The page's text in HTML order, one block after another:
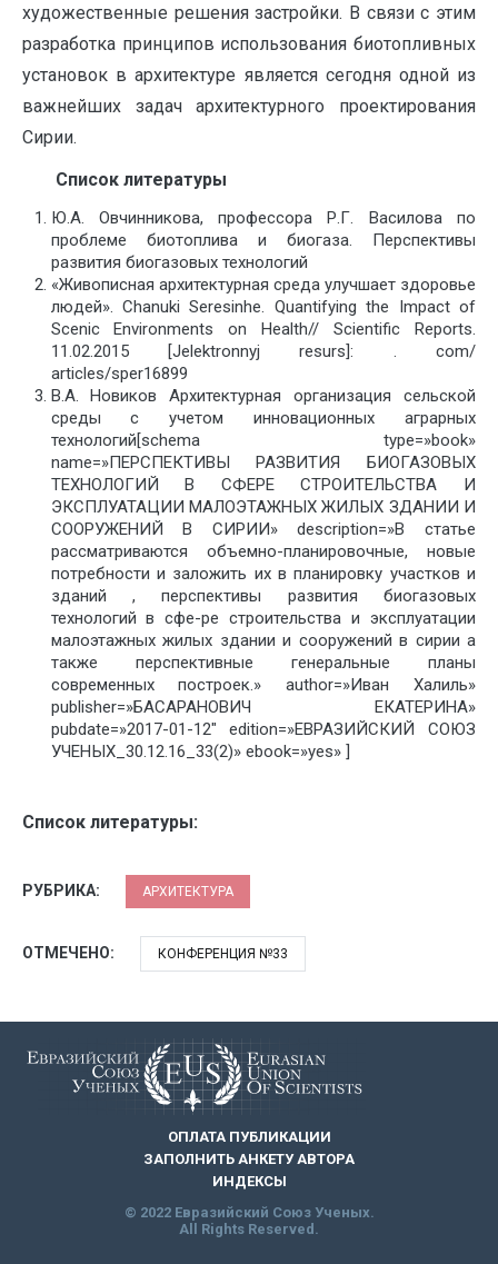
художественные решения застройки. В связи с этим
разработка принципов использования биотопливных
установок в архитектуре является сегодня одной из
важнейших задач архитектурного проектирования
Сирии.
Список литературы
Ю.А. Овчинникова, профессора Р.Г. Василова по
проблеме биотоплива и биогаза. Перспективы
развития биогазовых технологий
«Живописная архитектурная среда улучшает здоровье
людей». Chanuki Seresinhe. Quantifying the Impact of
Scenic Environments on Health// Scientific Reports.
11.02.2015 [Jelektronnyj resurs]: . com/
articles/sper16899
В.А. Новиков Архитектурная организация сельской
среды с учетом инновационных аграрных
технологий[schema type=»book»
name=»ПЕРСПЕКТИВЫ РАЗВИТИЯ БИОГАЗОВЫХ
ТЕХНОЛОГИЙ В СФЕРЕ СТРОИТЕЛЬСТВА И
ЭКСПЛУАТАЦИИ МАЛОЭТАЖНЫХ ЖИЛЫХ ЗДАНИИ И
СООРУЖЕНИЙ В СИРИИ» description=»В статье
рассматриваются объемно-планировочные, новые
потребности и заложить их в планировку участков и
зданий , перспективы развития биогазовых
технологий в сфе-ре строительства и эксплуатации
малоэтажных жилых здании и сооружений в сирии а
также перспективные генеральные планы
современных построек.» author=»Иван Халиль»
publisher=»БАСАРАНОВИЧ ЕКАТЕРИНА»
pubdate=»2017-01-12″ edition=»ЕВРАЗИЙСКИЙ СОЮЗ
УЧЕНЫХ_30.12.16_33(2)» ebook=»yes» ]
Список литературы:
РУБРИКА: АРХИТЕКТУРА
ОТМЕЧЕНО: КОНФЕРЕНЦИЯ №33
ОПЛАТА ПУБЛИКАЦИИ
ЗАПОЛНИТЬ АНКЕТУ АВТОРА
ИНДЕКСЫ
© 2022 Евразийский Союз Ученых.
All Rights Reserved.